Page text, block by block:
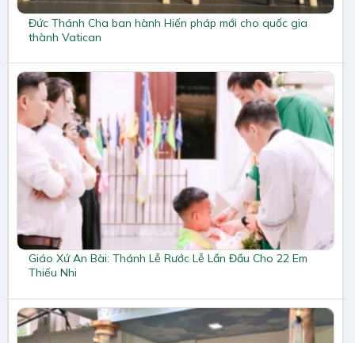
Đức Thánh Cha ban hành Hiến pháp mới cho quốc gia
thành Vatican
Giáo Xứ An Bài: Thánh Lễ Rước Lễ Lần Đầu Cho 22 Em
Thiếu Nhi